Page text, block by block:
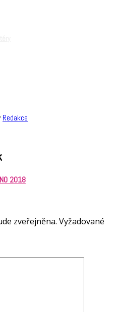
Redakce
2018
zveřejněna. Vyžadované